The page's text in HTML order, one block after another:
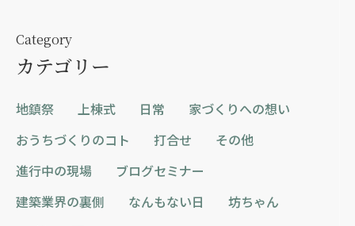
Category
カテゴリー
地鎮祭 上棟式 日常
家づくりへの想い
おうちづくりのコト
打合せ
その他
進行中の現場
ブログセミナー
建築業界の裏側
なんもない日
坊ちゃん